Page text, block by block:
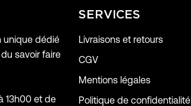
unique dédié
savoir faire
13h00 et de
SERVICES
Livraisons et retours
CGV
Mentions légales
Politique de confidentialité